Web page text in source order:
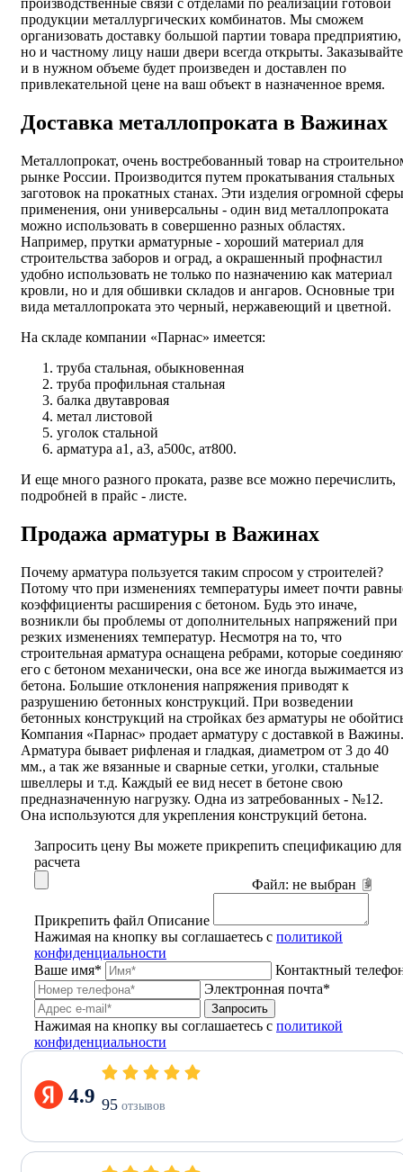
производственные связи с отделами по реализации готовой
продукции металлургических комбинатов. Мы сможем
организовать доставку большой партии товара предприятию,
но и частному лицу наши двери всегда открыты.
и в нужном объеме будет произведен и доставлен по
привлекательной цене на ваш объект в назначенное время.
Доставка металлопроката в Важинах
Металлопрокат, очень востребованный товар на
рынке России. Производится путем прокатывания стальных
заготовок на прокатных станах. Эти изделия огромной сферы
применения, они универсальны - один вид металлопроката
можно использовать в совершенно разных областях.
Например, прутки арматурные - хороший материал для
строительства заборов и оград, а окрашенный профнастил
удобно использовать не только по назначению как материал
кровли, но и для обшивки складов и ангаров. Основные три
вида металлопроката это черный, нержавеющий и цветной.
На складе компании «Парнас» имеется:
труба стальная, обыкновенная
труба профильная стальная
балка двутавровая
метал листовой
уголок стальной
арматура а1, а3, а500с, ат800.
И еще много разного проката, разве все можно перечислить,
подробней в прайс - листе.
Продажа арматуры в Важинах
Почему арматура пользуется таким спросом у строителей?
Потому что при изменениях температуры имеет почти
коэффициенты расширения с бетоном. Будь это иначе,
возникли бы проблемы от дополнительных напряжений при
резких изменениях температур. Несмотря на то, что
строительная арматура оснащена ребрами, которые
его с бетоном механически, она все же иногда выжимается из
бетона. Большие отклонения напряжения приводят к
разрушению бетонных конструкций. При возведении
бетонных конструкций на стройках без арматуры не
Компания «Парнас» продает арматуру с доставкой в Важины.
Арматура бывает рифленая и гладкая, диаметром от 3 до 40
мм., а так же вязанные и сварные сетки, уголки, стальные
швеллеры и т.д. Каждый ее вид несет в бетоне свою
предназначенную нагрузку. Одна из затребованных - №12.
Она используются для укрепления конструкций бетона.
Запросить цену Вы можете прикрепить спецификацию для
расчета
Файл: не выбран
Прикрепить файл Описание
Нажимая на кнопку вы соглашаетесь с политикой
конфиденциальности
Ваше имя*
Контактный
Электронная почта*
Запросить
Нажимая на кнопку вы соглашаетесь с политикой
конфиденциальности
4.9 95 отзывов